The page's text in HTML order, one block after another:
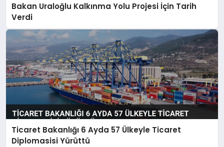
Bakan Uraloğlu Kalkınma Yolu Projesi İçin Tarih
Verdi
Ticaret Bakanlığı 6 Ayda 57 Ülkeyle Ticaret
Diplomasisi Yürüttü